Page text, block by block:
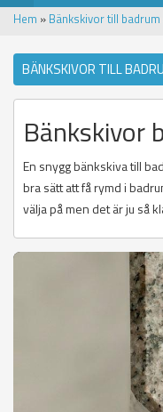
Hem » Bänkskivor till badrum
BÄNKSKIVOR TILL
Bänkskivor
En snygg bänkskiva till
bra sätt att få rymd i
välja på men det är ju så